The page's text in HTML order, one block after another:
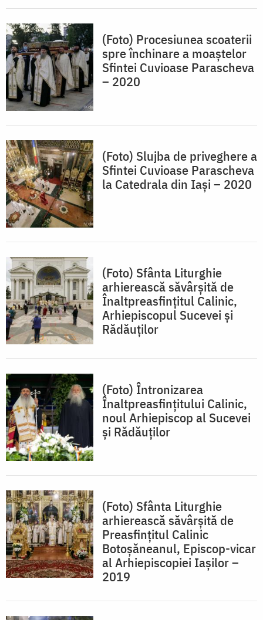
(Foto) Procesiunea scoaterii
spre închinare a moaștelor
Sfintei Cuvioase Parascheva
– 2020
(Foto) Slujba de priveghere a
Sfintei Cuvioase Parascheva
la Catedrala din Iași – 2020
(Foto) Sfânta Liturghie
arhierească săvârșită de
Înaltpreasfințitul Calinic,
Arhiepiscopul Sucevei și
Rădăuților
(Foto) Întronizarea
Înaltpreasfințitului Calinic,
noul Arhiepiscop al Sucevei
și Rădăuților
(Foto) Sfânta Liturghie
arhierească săvârșită de
Preasfințitul Calinic
Botoşăneanul, Episcop-vicar
al Arhiepiscopiei Iaşilor –
2019